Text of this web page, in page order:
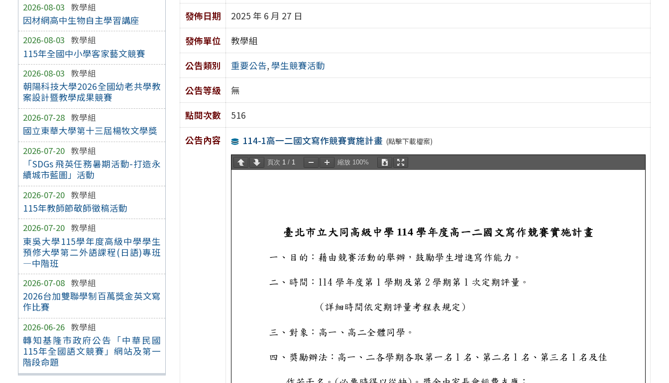
2026-08-03 教學組
因材網高中生物自主學習講座
2026-08-03 教學組
115年全國中小學客家藝文競賽
2026-08-03 教學組
朝陽科技大學2026全國幼老共學教
案設計暨教學成果競賽
2026-07-28 教學組
國立東華大學第十三屆楊牧文學獎
2026-07-20 教學組
「SDGs 飛英任務暑期活動-打造永
續城市藍圖」活動
2026-07-20 教學組
115年教師節敬師徵稿活動
2026-07-20 教學組
東吳大學115學年度高級中學學生
預修大學第二外語課程(日語)專班
—中階班
2026-07-08 教學組
2026台加雙聯學制百萬獎金英文寫
作比賽
2026-06-26 教學組
轉知基隆市政府公告「中華民國
115年全國語文競賽」網站及第一
階段命題
發佈日期
2025 年 6 月 27 日
發佈單位
教學組
公告類別
重要公告, 學生競賽活動
公告等級
無
點閱次數
516
公告內容
114-1高一二國文寫作競賽實施計畫 (點擊下載檔案)
頁次 1/ 1 縮放 100%